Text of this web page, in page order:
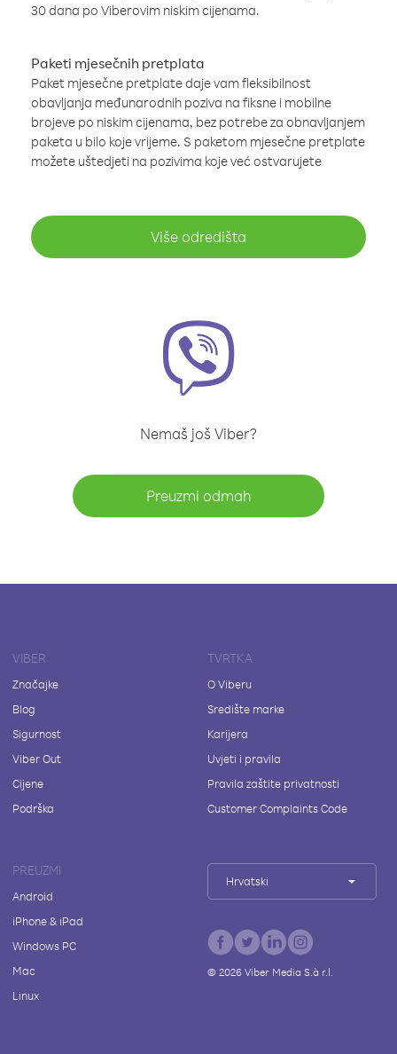
30 dana po Viberovim niskim cijenama.
Paketi mjesečnih pretplata
Paket mjesečne pretplate daje vam fleksibilnost
obavljanja međunarodnih poziva na fiksne i mobilne
brojeve po niskim cijenama, bez potrebe za obnavljanjem
paketa u bilo koje vrijeme. S paketom mjesečne pretplate
možete uštedjeti na pozivima koje već ostvarujete
Više odredišta
Nemaš još Viber?
Preuzmi odmah
VIBER
Značajke
Blog
Sigurnost
Viber Out
Cijene
Podrška
TVRTKA
O Viberu
Središte marke
Karijera
Uvjeti i pravila
Pravila zaštite privatnosti
Customer Complaints Code
PREUZMI
Android
iPhone & iPad
Windows PC
Mac
Linux
Hrvatski
© 2026Viber Media S.à r.l.